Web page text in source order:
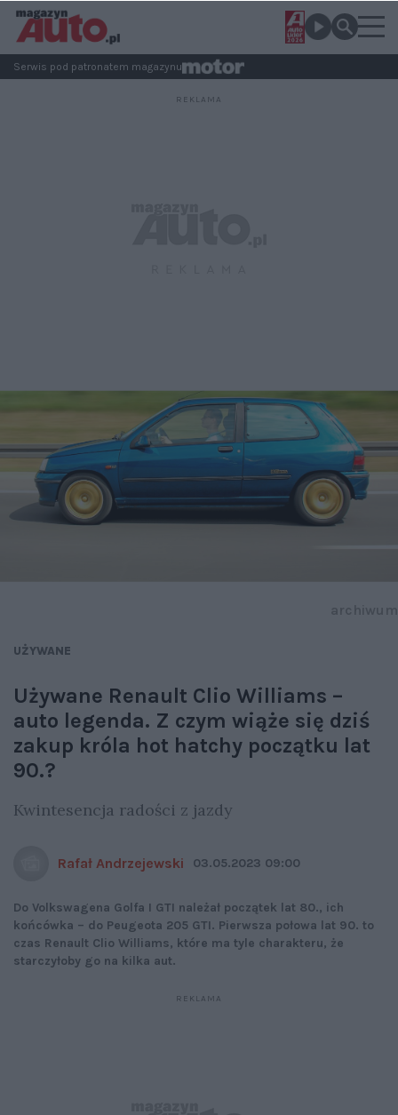
Serwis pod patronatem magazynu
UŻYWANE
Używane Renault Clio Williams –
auto legenda. Z czym wiąże się dziś
zakup króla hot hatchy początku lat
90.?
Kwintesencja radości z jazdy
Rafał Andrzejewski 03.05.2023 09:00
Do Volkswagena Golfa I GTI należał początek lat 80., ich
końcówka – do Peugeota 205 GTI. Pierwsza połowa lat 90. to
czas Renault Clio Williams, które ma tyle charakteru, że
starczyłoby go na kilka aut.